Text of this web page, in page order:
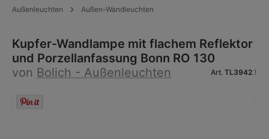
Außenleuchten Außen-Wandleuchten
Kupfer-Wandlampe mit flachem Reflektor
und Porzellanfassung Bonn RO 130
von Bolich - Außenleuchten Art. TL3942.1
Bildergalerie überspringen